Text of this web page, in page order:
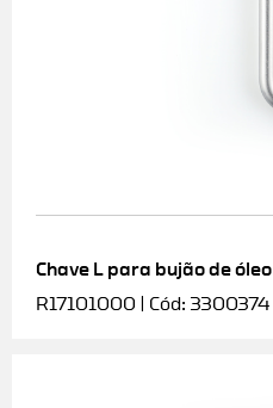
Chave L para bujão de óleo
R17101000 | Cód: 3300374